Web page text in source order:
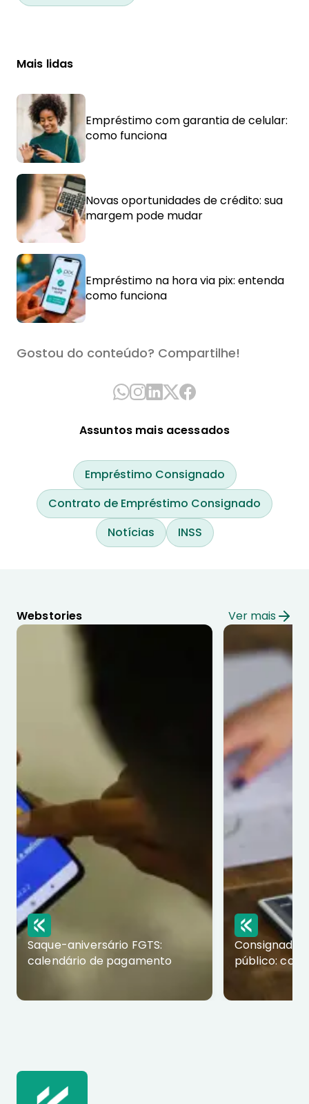
Mais lidas
Empréstimo com garantia de celular:
como funciona
Novas oportunidades de crédito: sua
margem pode mudar
Empréstimo na hora via pix: entenda
como funciona
Gostou do conteúdo? Compartilhe!
Assuntos mais acessados
Empréstimo Consignado
Contrato de Empréstimo Consignado
Notícias
INSS
Webstories Ver mais
Saque-aniversário FGTS:
calendário de pagamento
Consignado
público: